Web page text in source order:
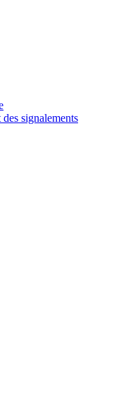
signalements